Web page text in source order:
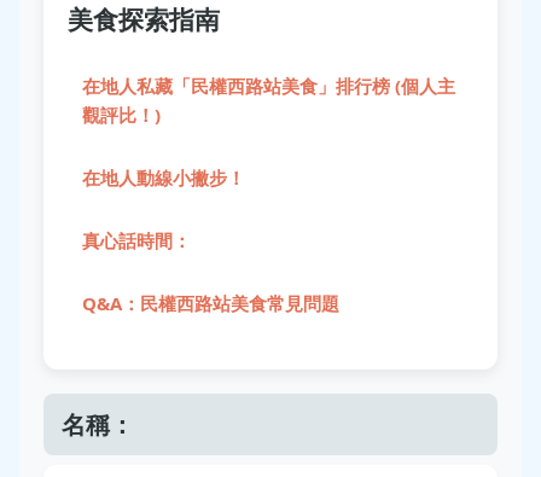
美食探索指南
在地人私藏「民權西路站美食」排行榜 (個人主
觀評比！)
在地人動線小撇步！
真心話時間：
Q&A：民權西路站美食常見問題
名稱：